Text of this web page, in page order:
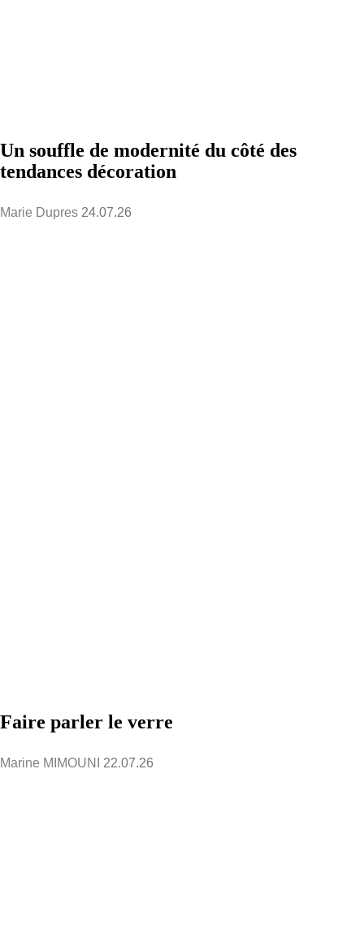
Un souffle de modernité du côté des
tendances décoration
Marie Dupres 24.07.26
Faire parler le verre
Marine MIMOUNI 22.07.26